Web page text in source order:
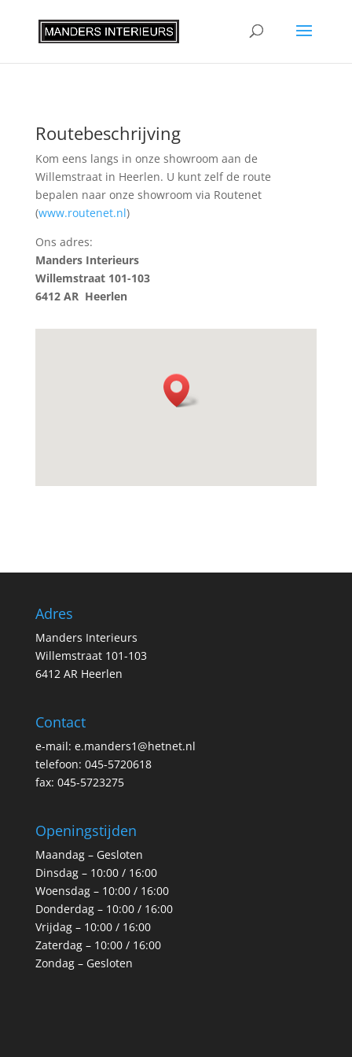
Routebeschrijving
Kom eens langs in onze showroom aan de
Willemstraat in Heerlen. U kunt zelf de route
bepalen naar onze showroom via Routenet
(www.routenet.nl)
Ons adres:
Manders Interieurs
Willemstraat 101-103
6412 AR Heerlen
Adres
Manders Interieurs
Willemstraat 101-103
6412 AR Heerlen
Contact
e-mail: e.manders1@hetnet.nl
telefoon: 045-5720618
fax: 045-5723275
Openingstijden
Maandag – Gesloten
Dinsdag – 10:00 / 16:00
Woensdag – 10:00 / 16:00
Donderdag – 10:00 / 16:00
Vrijdag – 10:00 / 16:00
Zaterdag – 10:00 / 16:00
Zondag – Gesloten